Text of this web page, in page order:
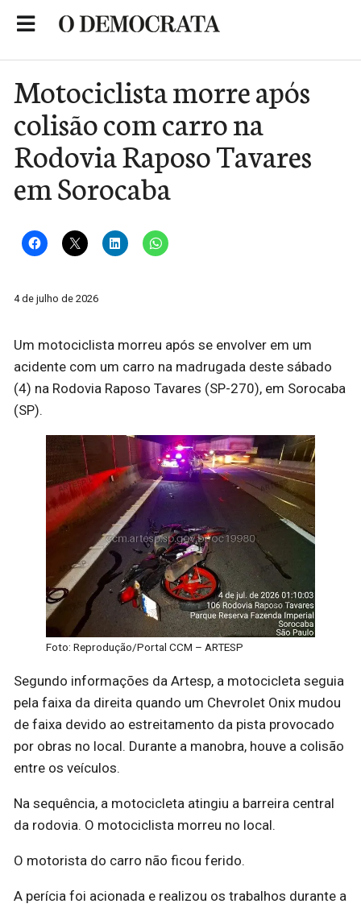
Motociclista morre após
colisão com carro na
Rodovia Raposo Tavares
em Sorocaba
4 de julho de 2026
Um motociclista morreu após se envolver em um
acidente com um carro na madrugada deste sábado
(4) na Rodovia Raposo Tavares (SP-270), em Sorocaba
(SP).
Foto: Reprodução/Portal CCM – ARTESP
Segundo informações da Artesp, a motocicleta seguia
pela faixa da direita quando um Chevrolet Onix mudou
de faixa devido ao estreitamento da pista provocado
por obras no local. Durante a manobra, houve a colisão
entre os veículos.
Na sequência, a motocicleta atingiu a barreira central
da rodovia. O motociclista morreu no local.
O motorista do carro não ficou ferido.
A perícia foi acionada e realizou os trabalhos durante a